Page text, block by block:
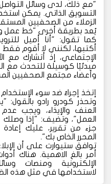
"مع ذلك، لدى وسائل
التسويق الذاتي. يمكن
الزملاء من الصحفيين
يُعد بطريقة أخرى "خط عمل
كما تقول: "أنا أميل
أكتبها، لكنني لا أقوم فقط
الإجتماعي، إذ أتشارك مع
مبدئيًا كوسيلة للتحدث مع
وأعضاء مجتمع الصحفيين
إتخذ إجراءً ضد سوء الإستخدام
وتحذر كودرو رادو بالقول:
العنف والإيذاء، ويجب
العمل"، وتضيف: "إذا
جزء من تقرير، عليك
المحرر الخاص بك".
توافق ستيوارت على أن
أمر بالغ الاهمية. هناك
الإلكترونية ومنصات
لاستخدامها في مثل هذه